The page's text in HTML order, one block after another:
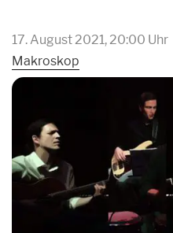
17. August 2021, 20:00 Uhr
Makroskop